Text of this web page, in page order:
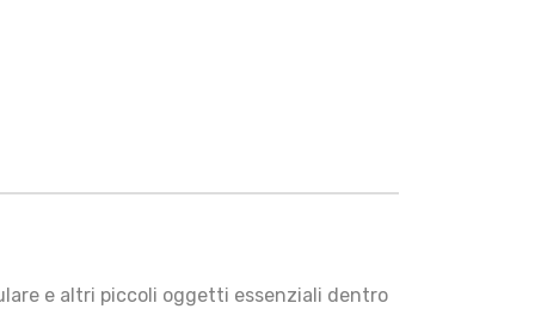
e altri piccoli oggetti essenziali dentro